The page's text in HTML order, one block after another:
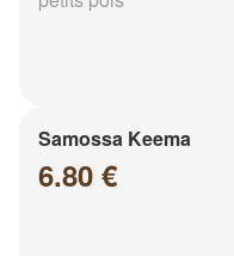
Samossa Keema
6.80 €